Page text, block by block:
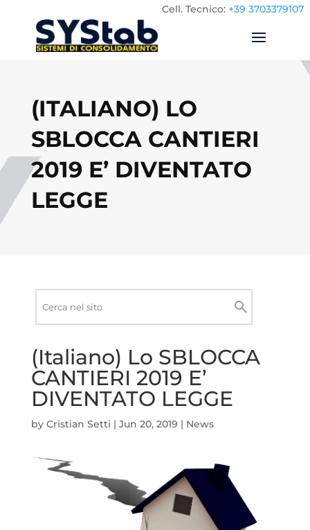
Cell. Tecnico: +39 3703379107
(ITALIANO) LO
SBLOCCA CANTIERI
2019 E’ DIVENTATO
LEGGE
sito
Cerca
(Italiano) Lo SBLOCCA
CANTIERI 2019 E’
DIVENTATO LEGGE
by Cristian Setti | Jun 20, 2019 | News